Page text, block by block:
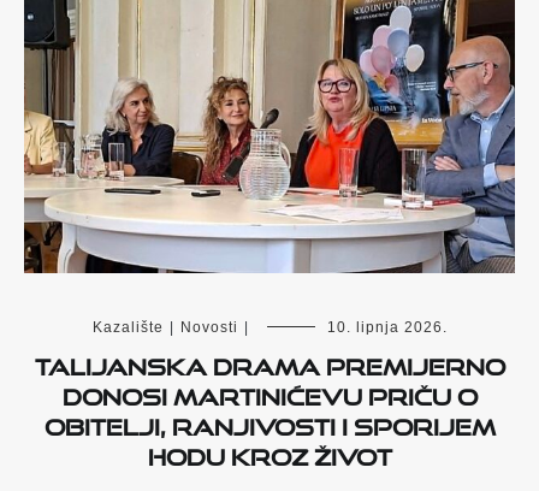
Kazalište Novosti 10. lipnja 2026.
Talijanska drama premijerno
donosi Martinićevu priču o
obitelji, ranjivosti i sporijem
hodu kroz život